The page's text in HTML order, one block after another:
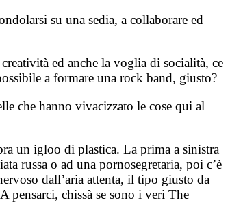
su una sedia, a collaborare ed
ed anche la voglia di socialità, ce
a formare una rock band, giusto?
che hanno vivacizzato le cose qui al
un igloo di plastica. La prima a sinistra
russa o ad una pornosegretaria, poi c’è
dall’aria attenta, il tipo giusto da
pensarci, chissà se sono i veri The